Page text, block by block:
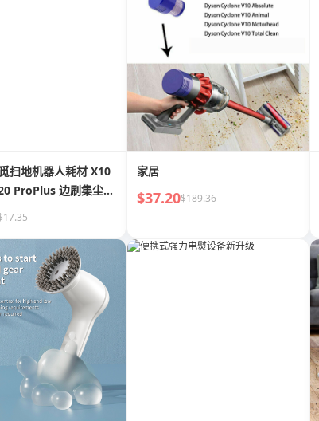
扫地机器人耗材 X10
ProPlus 边刷集尘袋
家居
$37.20$189.36